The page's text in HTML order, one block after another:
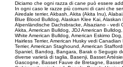
Diciamo che ogni razza di cane può essere
In ogni caso le razze più comuni di cani che
Airedale terrier, Akbash, Akita (Akita Inu),
Blue Blood Bulldog, Alaskan Klee Kai, Alaskan
Alpenländische Dachsbracke, Alsaziano - vedi
Akita, American Bulldog, JDJ American
White American Bulldog, American Eskimo
Hairless Terrier, American Husky vedi
Terrier, American Staghound, American
Spaniel, Bandog, Bangara, Barak o Segugio
diverse varietà di taglia, Basenji, Basset
Gascogne, Basset Fauve de Bretagne,